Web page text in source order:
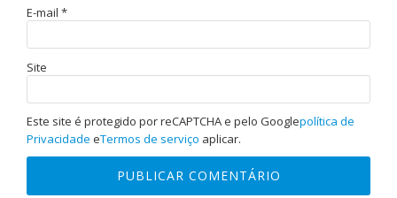
E-mail *
Site
Este site é protegido por reCAPTCHA e pelo Googlepolítica de
Privacidade eTermos de serviço aplicar.